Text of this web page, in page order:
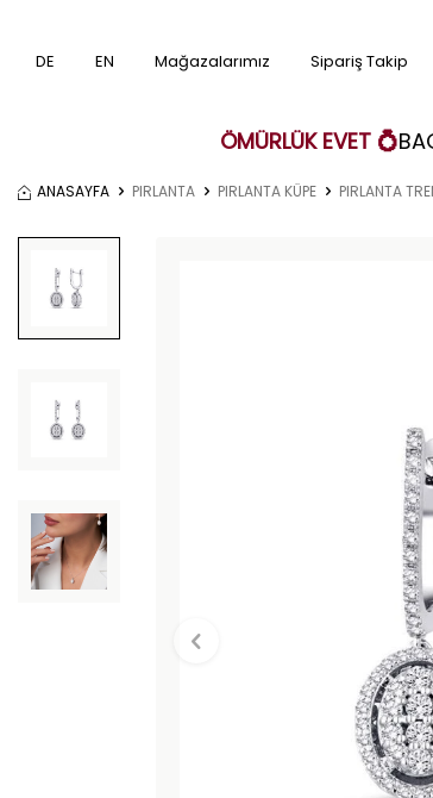
DE EN Mağazalarımız Sipariş Takip
ÖMÜRLÜK EVET 💍
ANASAYFA PIRLANTA PIRLANTA KÜPE PIRLANTA